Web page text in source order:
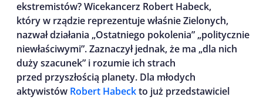
ekstremistów? Wicekancerz Robert Habeck,
który w rządzie reprezentuje właśnie Zielonych,
nazwał działania „Ostatniego pokolenia” „politycznie
niewłaściwymi”. Zaznaczył jednak, że ma „dla nich
duży szacunek” i rozumie ich strach
przed przyszłością planety. Dla młodych
aktywistów Robert Habeckto już przedstawiciel